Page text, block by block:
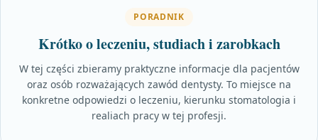
PORADNIK
Krótko o leczeniu, studiach i zarobkach
W tej części zbieramy praktyczne informacje dla pacjentów
oraz osób rozważających zawód dentysty. To miejsce na
konkretne odpowiedzi o leczeniu, kierunku stomatologia i
realiach pracy w tej profesji.